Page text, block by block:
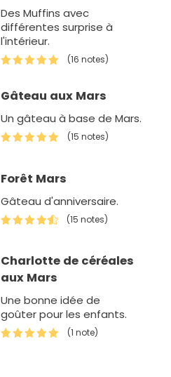
Des Muffins avec
différentes surprise à
l'intérieur.
(16 notes)
Gâteau aux Mars
Un gâteau à base de Mars.
(15 notes)
Forêt Mars
Gâteau d'anniversaire.
(15 notes)
Charlotte de céréales
aux Mars
Une bonne idée de
goûter pour les enfants.
(1 note)